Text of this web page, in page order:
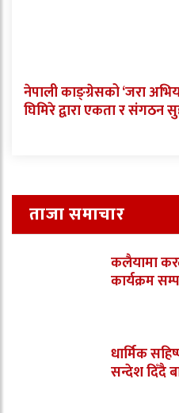
नेपाली काङ्ग्रेसको ‘जरा
घिमिरे द्वारा एकता र संगठन
ताजा समाचार
कलैयामा
कार्यक्रम
धार्मिक
सन्देश दिँदै